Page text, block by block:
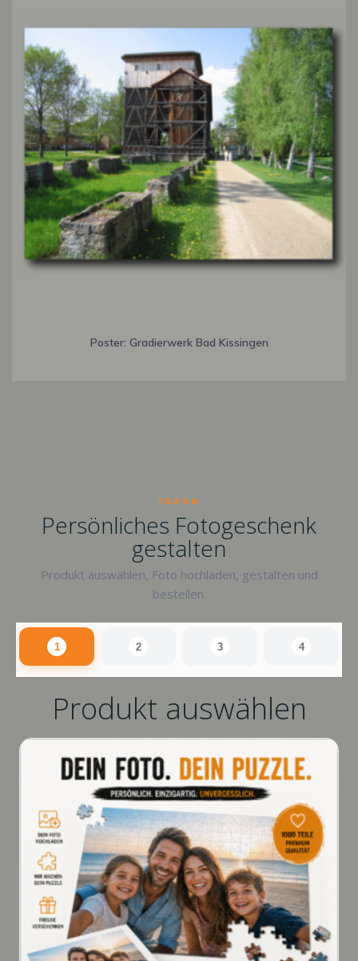
Poster: Gradierwerk Bad Kissingen
raxxa
Persönliches Fotogeschenk
gestalten
Produkt auswählen, Foto hochladen, gestalten und
bestellen.
1 2 3 4
Produkt auswählen